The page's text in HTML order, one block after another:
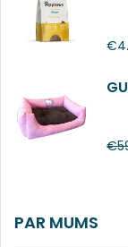
€
€
PAR MUMS